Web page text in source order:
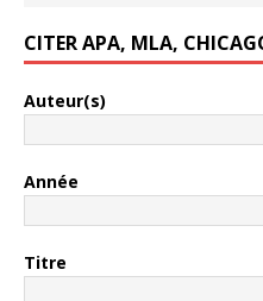
CITER APA, MLA,
Auteur(s)
Année
Titre